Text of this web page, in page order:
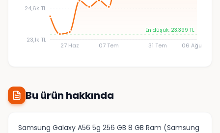
27 Haz 07 Tem 31 Tem 06 Ağu
23,1k TL
24,6k TL
En düşük: 23.399 TL
Bu ürün hakkında
Samsung Galaxy A56 5g 256 GB 8 GB Ram (Samsung